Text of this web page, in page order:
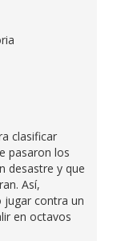
clasificar
pasaron los
desastre y que
Así,
jugar contra un
en octavos